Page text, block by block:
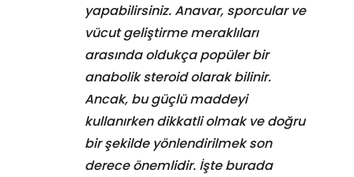
yapabilirsiniz. Anavar, sporcular ve
vücut geliştirme meraklıları
arasında oldukça popüler bir
anabolik steroid olarak bilinir.
Ancak, bu güçlü maddeyi
kullanırken dikkatli olmak ve doğru
bir şekilde yönlendirilmek son
derece önemlidir. İşte burada